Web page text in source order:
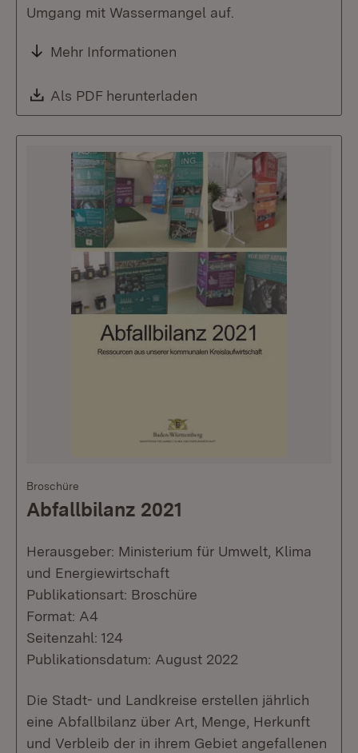
Umgang mit Wassermangel auf.
Mehr Informationen
Download:
Als PDF herunterladen
Broschüre
Abfallbilanz 2021
Herausgeber: Ministerium für Umwelt, Klima
und Energiewirtschaft
Publikationsart: Broschüre
Format: A4
Seitenzahl: 124
Publikationsdatum: August 2022
Die Stadt- und Landkreise erstellen jährlich
eine Abfallbilanz über Art, Menge, Herkunft
und Verbleib der in ihrem Gebiet angefallenen